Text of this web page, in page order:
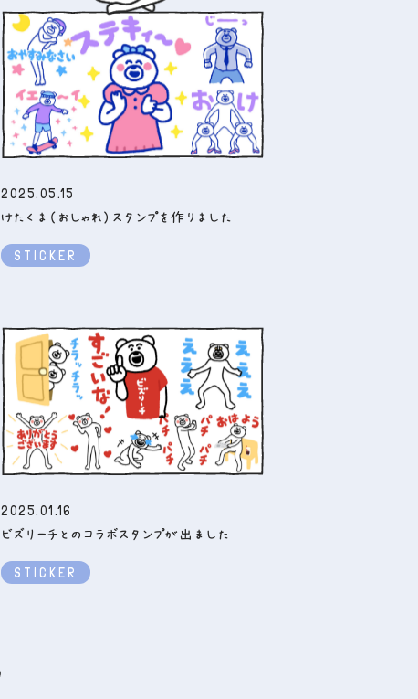
2025.05.15
けたくま（おしゃれ）スタンプを作りました
STICKER
2025.01.16
ビズリーチとのコラボスタンプが出ました
STICKER